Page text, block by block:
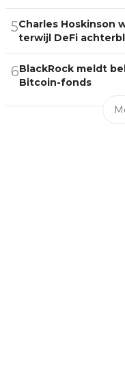
5Charles Hoskinson
terwijl DeFi
6BlackRock meldt
Bitcoin-fonds